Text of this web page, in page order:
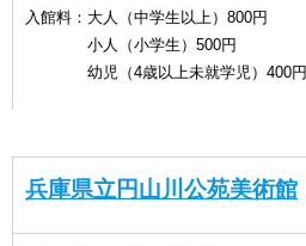
入館料：大人（中学生以上）800円
小人（小学生）500円
幼児（4歳以上未就学児）400円
兵庫県立円山川公苑美術館